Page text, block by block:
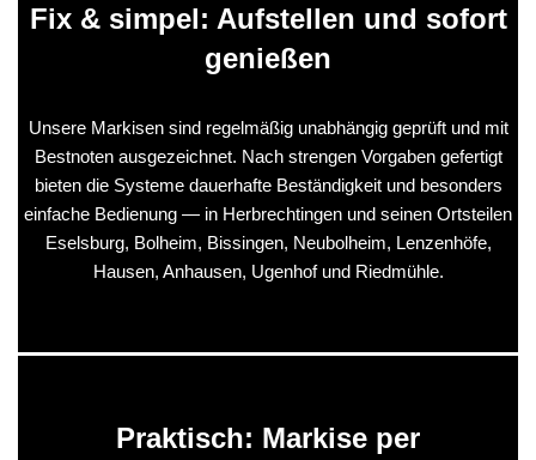
Fix & simpel: Aufstellen und sofort
genießen
Unsere Markisen sind regelmäßig unabhängig geprüft und mit
Bestnoten ausgezeichnet. Nach strengen Vorgaben gefertigt
bieten die Systeme dauerhafte Beständigkeit und besonders
einfache Bedienung — in Herbrechtingen und seinen Ortsteilen
Eselsburg, Bolheim, Bissingen, Neubolheim, Lenzenhöfe,
Hausen, Anhausen, Ugenhof und Riedmühle.
Praktisch: Markise per